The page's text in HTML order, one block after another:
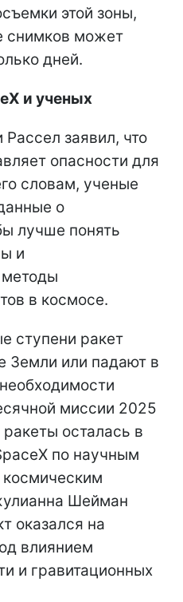
этой зоны,
снимков может
дней.
и ученых
заявил, что
опасности для
словам, ученые
о
лучше понять
и
в космосе.
ступени ракет
Земли или падают в
миссии 2025
осталась в
по научным
Шейман
оказался на
влиянием
и гравитационных